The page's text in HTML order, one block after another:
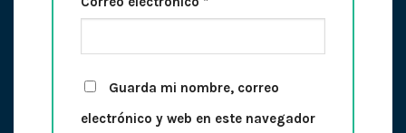
Guarda mi nombre, correo
electrónico y web en este navegador